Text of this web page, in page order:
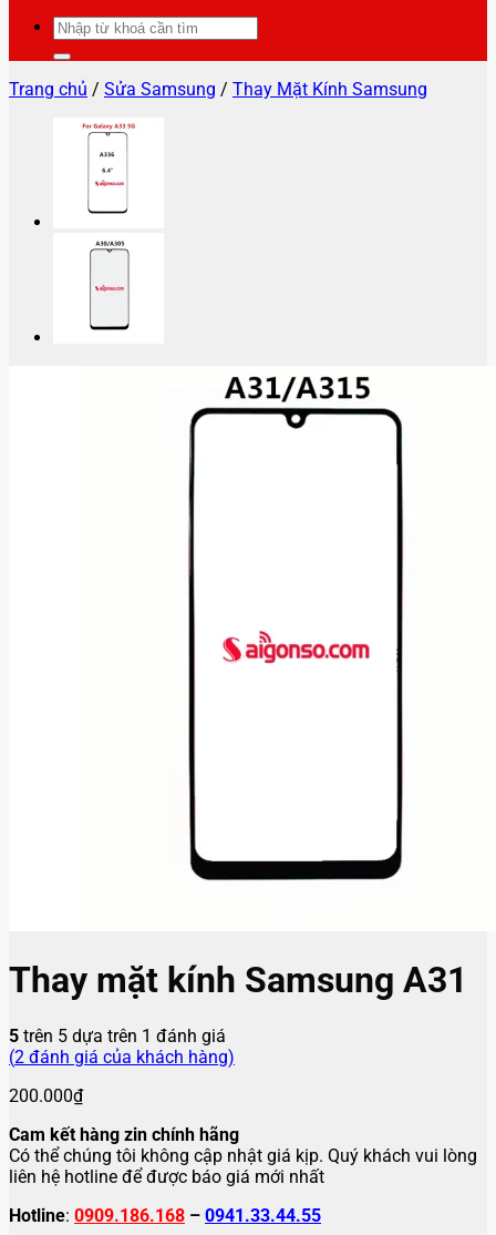
Tìm
kiếm:
Trang chủ / Sửa Samsung / Thay Mặt Kính Samsung
Thay mặt kính Samsung A31
5 trên 5 dựa trên 1 đánh giá
(2 đánh giá của khách hàng)
200.000₫
Cam kết hàng zin chính hãng
Có thể chúng tôi không cập nhật giá kịp. Quý khách vui lòng
liên hệ hotline để được báo giá mới nhất
Hotline: 0909.186.168 – 0941.33.44.55